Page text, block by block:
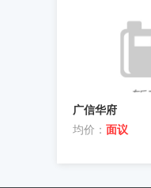
广信华府
均价： 面议